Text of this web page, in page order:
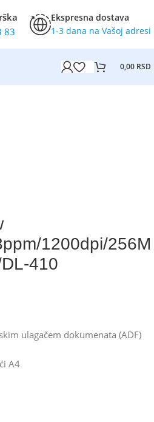
83
Ekspresna dostava
1-3 dana na Vašoj adresi
0,00 RSD
1200dpi/256M
410
ulagačem dokumenata (ADF)
A4